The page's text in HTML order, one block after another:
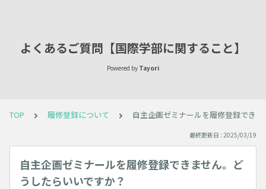
よくあるご質問【国際学部に関すること】
Powered by Tayori
TOP 履修登録について 自主企画ゼミナールを履修登録でき
最終更新日 : 2025/03/19
自主企画ゼミナールを履修登録できません。ど
うしたらいいですか？